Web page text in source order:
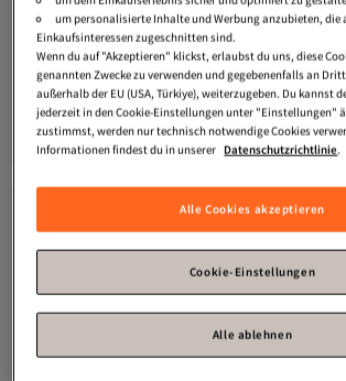
Glam Of SwedenEyeliner Twist #grey
0,3 gr
Versand kostenlos ab 35€
16, 09
In den Warenkorb
L'Oreal Paris
Superliner
Versand
23,03€
In
um personalisierte Inhalte und Werbung anzubieten, die
Einkaufsinteressen zugeschnitten sind.
Wenn du auf "Akzeptieren" klickst, erlaubst du uns, diese
genannten Zwecke zu verwenden und gegebenenfalls an
außerhalb der EU (USA, Türkiye), weiterzugeben. Du kannst
jederzeit in den Cookie-Einstellungen unter "Einstellungen"
zustimmst, werden nur technisch notwendige Cookies
Informationen findest du in unserer Datenschutzrichtlinie.
Alle Cookies akzeptieren
Cookie-Einstellungen
Alle ablehnen